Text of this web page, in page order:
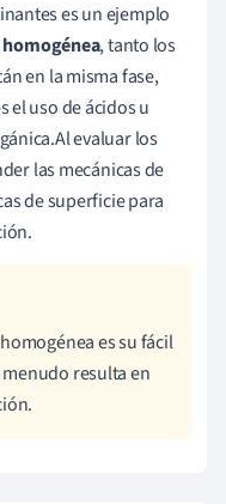
es un ejemplo
, tanto los
en la misma fase,
el uso de ácidos u
evaluar los
las mecánicas de
de superficie para
es su fácil
resulta en